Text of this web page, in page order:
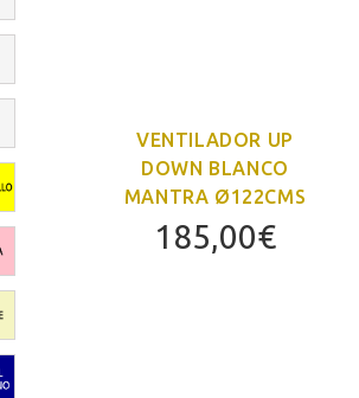
VENTILADOR UP
DOWN BLANCO
MANTRA Ø122CMS
185,00€